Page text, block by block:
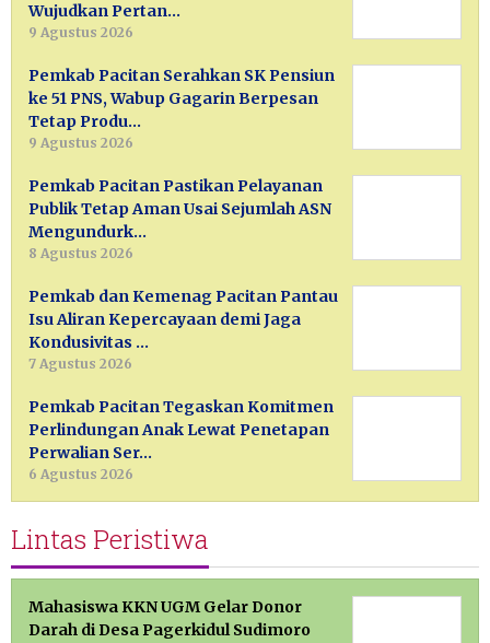
Wujudkan Pertan…
9 Agustus 2026
Pemkab Pacitan Serahkan SK Pensiun
ke 51 PNS, Wabup Gagarin Berpesan
Tetap Produ…
9 Agustus 2026
Pemkab Pacitan Pastikan Pelayanan
Publik Tetap Aman Usai Sejumlah ASN
Mengundurk…
8 Agustus 2026
Pemkab dan Kemenag Pacitan Pantau
Isu Aliran Kepercayaan demi Jaga
Kondusivitas …
7 Agustus 2026
Pemkab Pacitan Tegaskan Komitmen
Perlindungan Anak Lewat Penetapan
Perwalian Ser…
6 Agustus 2026
Lintas Peristiwa
Mahasiswa KKN UGM Gelar Donor
Darah di Desa Pagerkidul Sudimoro